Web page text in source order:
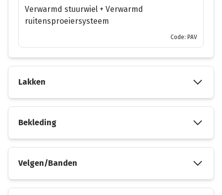
Verwarmd stuurwiel + Verwarmd
ruitensproeiersysteem
Code: PAV
Lakken
Bekleding
Velgen/Banden